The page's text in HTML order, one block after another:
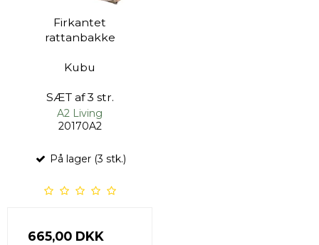
Firkantet
rattanbakke
Kubu
SÆT af 3 str.
A2 Living
20170A2
På lager (3 stk.)
665,00 DKK